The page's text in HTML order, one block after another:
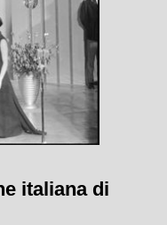
italiana di